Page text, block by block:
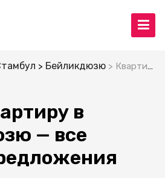
Бейликдюзю Квартиры
в
— все